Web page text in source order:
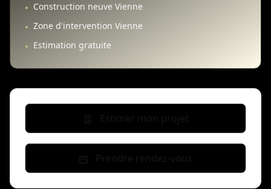
• Construction neuve Vienne
• Zone d'intervention Vienne
• Estimation gratuite